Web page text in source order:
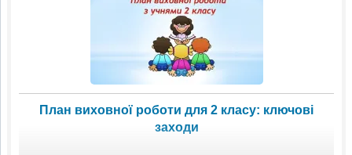
План виховної роботи для 2 класу: ключові
заходи